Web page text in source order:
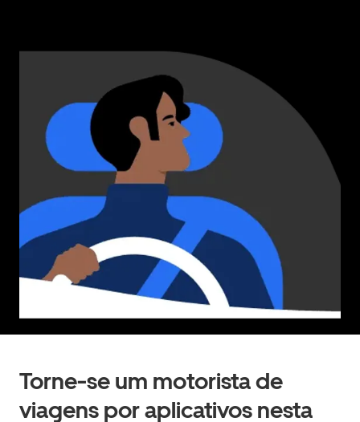
Torne-se um motorista de
viagens por aplicativos nesta